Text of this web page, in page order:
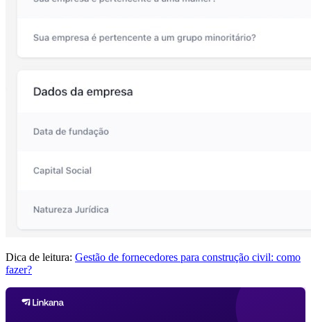
Dica de leitura: Gestão de fornecedores para construção civil: como
fazer?